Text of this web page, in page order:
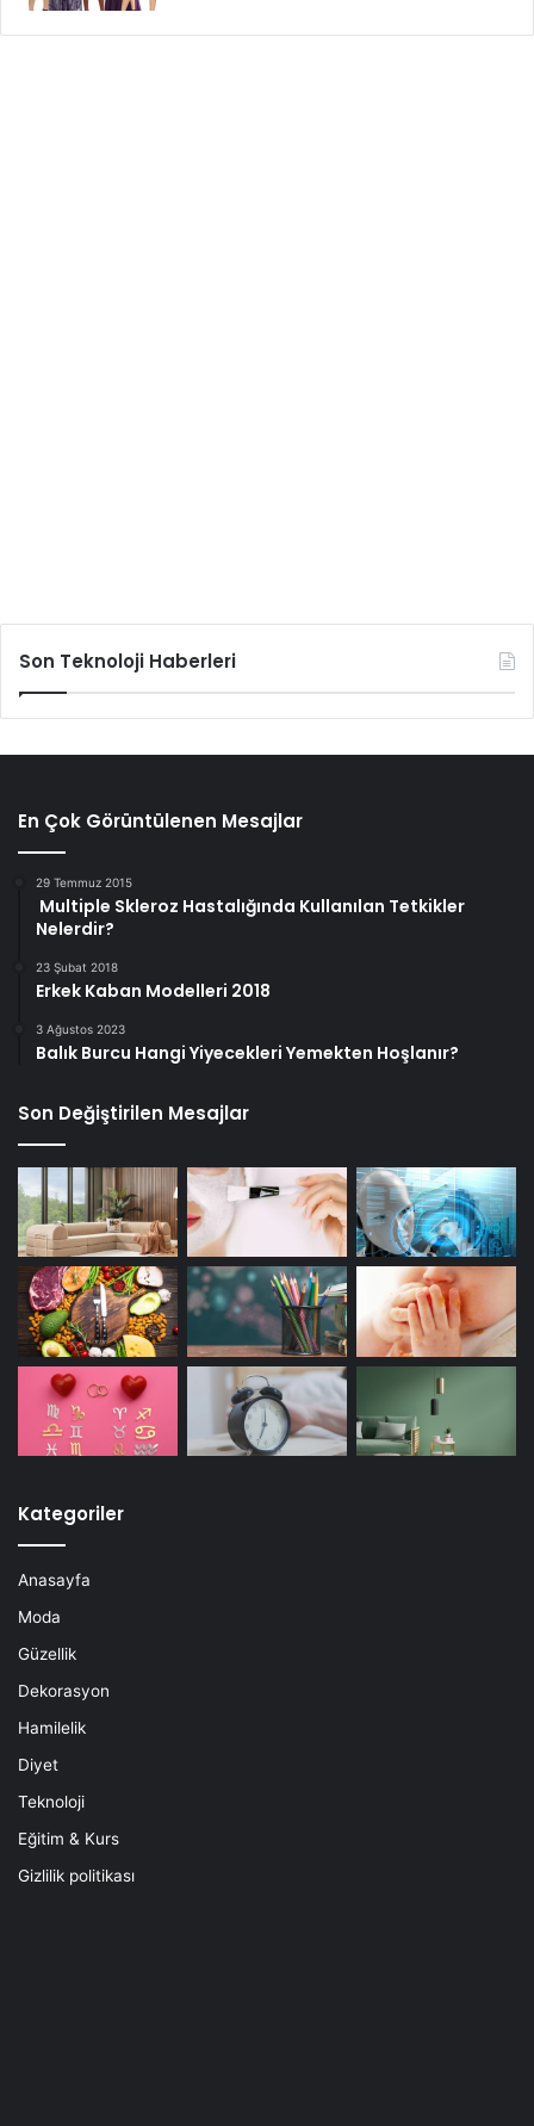
Son Teknoloji Haberleri
En Çok Görüntülenen Mesajlar
29 Temmuz 2015
Multiple Skleroz Hastalığında Kullanılan Tetkikler
Nelerdir?
23 Şubat 2018
Erkek Kaban Modelleri 2018
3 Ağustos 2023
Balık Burcu Hangi Yiyecekleri Yemekten Hoşlanır?
Son Değiştirilen Mesajlar
Kategoriler
Anasayfa
Moda
Güzellik
Dekorasyon
Hamilelik
Diyet
Teknoloji
Eğitim & Kurs
Gizlilik politikası